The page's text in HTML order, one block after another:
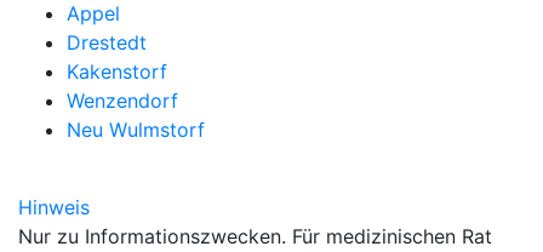
Appel
Drestedt
Kakenstorf
Wenzendorf
Neu Wulmstorf
Hinweis
Nur zu Informationszwecken. Für medizinischen Rat